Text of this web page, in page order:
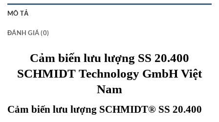
MÔ TẢ
ĐÁNH GIÁ (0)
Cảm biến lưu lượng SS 20.400
SCHMIDT Technology GmbH Việt
Nam
Cảm biến lưu lượng SCHMIDT® SS 20.400